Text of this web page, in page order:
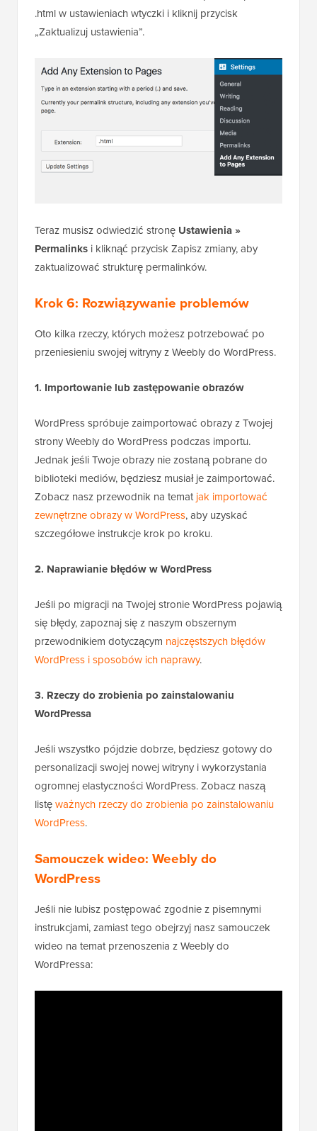
.html w ustawieniach wtyczki i kliknij przycisk
„Zaktualizuj ustawienia”.
Teraz musisz odwiedzić stronę Ustawienia »
Permalinks i kliknąć przycisk Zapisz zmiany, aby
zaktualizować strukturę permalinków.
Krok 6: Rozwiązywanie problemów
Oto kilka rzeczy, których możesz potrzebować po
przeniesieniu swojej witryny z Weebly do WordPress.
1. Importowanie lub zastępowanie obrazów
WordPress spróbuje zaimportować obrazy z Twojej
strony Weebly do WordPress podczas importu.
Jednak jeśli Twoje obrazy nie zostaną pobrane do
biblioteki mediów, będziesz musiał je zaimportować.
Zobacz nasz przewodnik na tematjak importować
zewnętrzne obrazy w WordPress, aby uzyskać
szczegółowe instrukcje krok po kroku.
2. Naprawianie błędów w WordPress
Jeśli po migracji na Twojej stronie WordPress pojawią
się błędy, zapoznaj się z naszym obszernym
przewodnikiem dotyczącym najczęstszych błędów
WordPress i sposobów ich naprawy.
3. Rzeczy do zrobienia po zainstalowaniu
WordPressa
Jeśli wszystko pójdzie dobrze, będziesz gotowy do
personalizacji swojej nowej witryny i wykorzystania
ogromnej elastyczności WordPress. Zobacz naszą
listęważnych rzeczy do zrobienia po zainstalowaniu
WordPress.
Samouczek wideo: Weebly do
WordPress
Jeśli nie lubisz postępować zgodnie z pisemnymi
instrukcjami, zamiast tego obejrzyj nasz samouczek
wideo na temat przenoszenia z Weebly do
WordPressa: